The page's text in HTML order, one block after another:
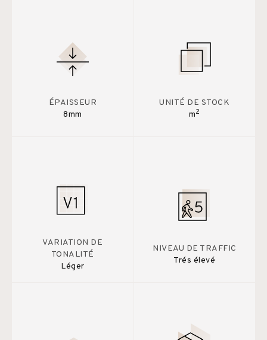
ÉPAISSEUR
8mm
UNITÉ DE STOCK
m2
VARIATION DE
TONALITÉ
Léger
NIVEAU DE TRAFFIC
Trés élevé